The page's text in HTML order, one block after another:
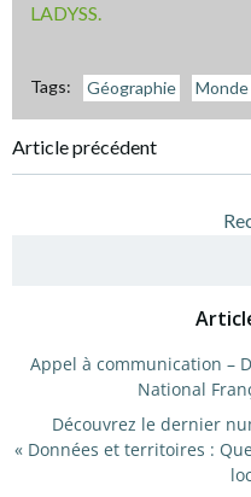
LADYSS.
Tags: Géographie Monde
Navigation
Article précédent
Appel à communication –
National
Découvrez le dernier
« Données et territoires :